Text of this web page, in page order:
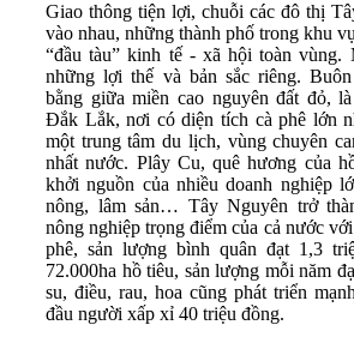
Giao thông tiện lợi, chuỗi các đô thị
vào nhau, những thành phố trong khu
“đầu tàu” kinh tế - xã hội toàn vùng.
những lợi thế và bản sắc riêng.
bằng giữa miền cao nguyên đất đỏ,
Đắk Lắk, nơi có diện tích cà phê lớn
một trung tâm du lịch, vùng chuyên
nhất nước. Plây Cu, quê hương của
khởi nguồn của nhiều doanh nghiệp
nông, lâm sản… Tây Nguyên trở
nông nghiệp trọng điểm của cả nước
phê, sản lượng bình quân đạt 1,3
72.000ha hồ tiêu, sản lượng mỗi năm
su, điều, rau, hoa cũng phát triển
đầu người xấp xỉ 40 triệu đồng.